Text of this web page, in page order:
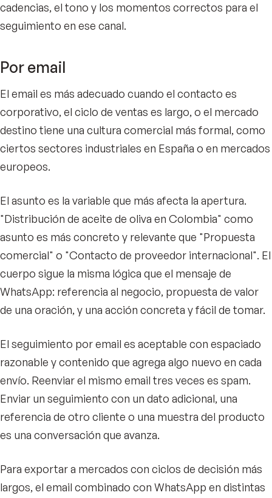
cadencias, el tono y los momentos correctos para el
seguimiento en ese canal.
Por email
El email es más adecuado cuando el contacto es
corporativo, el ciclo de ventas es largo, o el mercado
destino tiene una cultura comercial más formal, como
ciertos sectores industriales en España o en mercados
europeos.
El asunto es la variable que más afecta la apertura.
"Distribución de aceite de oliva en Colombia" como
asunto es más concreto y relevante que "Propuesta
comercial" o "Contacto de proveedor internacional". El
cuerpo sigue la misma lógica que el mensaje de
WhatsApp: referencia al negocio, propuesta de valor
de una oración, y una acción concreta y fácil de tomar.
El seguimiento por email es aceptable con espaciado
razonable y contenido que agrega algo nuevo en cada
envío. Reenviar el mismo email tres veces es spam.
Enviar un seguimiento con un dato adicional, una
referencia de otro cliente o una muestra del producto
es una conversación que avanza.
Para exportar a mercados con ciclos de decisión más
largos, el email combinado con WhatsApp en distintas